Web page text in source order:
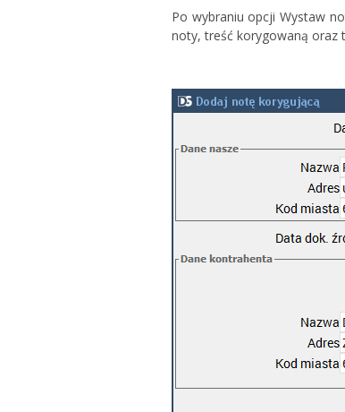
Po wybraniu opcji Wystaw
noty, treść korygowaną oraz